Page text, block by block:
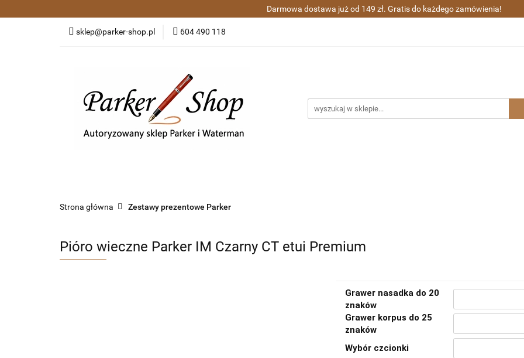
Darmowa dostawa już od 149 zł. Gratis do każdego zamówienia!
sklep@parker-shop.pl 604 490 118
Kategorie Pióra wieczne i kulkowe Długopisy Zestawy prezentowe
Strona główna Zestawy prezentowe Parker
Pióro wieczne Parker IM Czarny CT etui Premium
Grawer nasadka do 20
znaków
Grawer korpus do 25
znaków
Wybór czcionki